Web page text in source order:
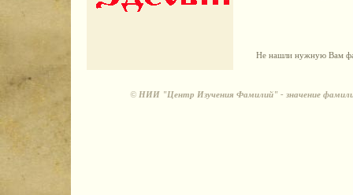
Не нашли нужную Вам
© НИИ "Центр Изучения Фамилий" - значение